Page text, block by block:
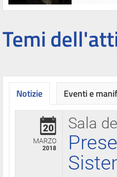
Temi
Notizie
Sala
20
MARZO
2018
Eventi e